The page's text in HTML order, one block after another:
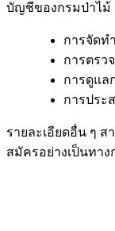
บัญชีของกรมป่าไม้
การจัดท
การตรว
การดูแล
การประ
รายละเอียดอื่น ๆ ส
สมัครอย่างเป็นทาง